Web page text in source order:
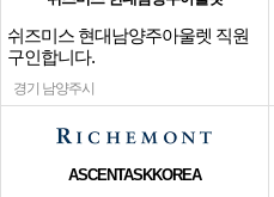
쉬즈미스 현대남양주아울렛 직원
구인합니다.
경기 남양주시
ASCENTASKKOREA